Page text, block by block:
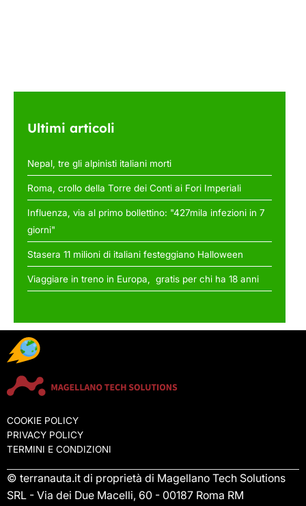
Ultimi articoli
Nepal, tre gli alpinisti italiani morti
Roma, crollo della Torre dei Conti ai Fori Imperiali
Influenza, via al primo bollettino: "427mila infezioni in 7
giorni"
Stasera 11 milioni di italiani festeggiano Halloween
Viaggiare in treno in Europa, gratis per chi ha 18 anni
COOKIE POLICY
PRIVACY POLICY
TERMINI E CONDIZIONI
© terranauta.it di proprietà di Magellano Tech Solutions
SRL - Via dei Due Macelli, 60 - 00187 Roma RM